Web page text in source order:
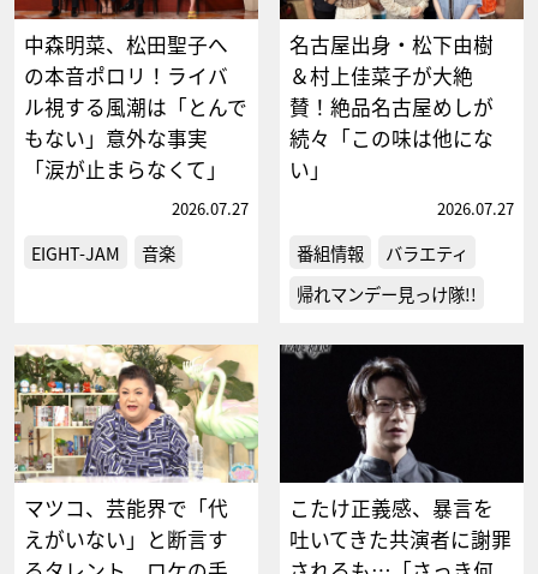
中森明菜、松田聖子へ
の本音ポロリ！ライバ
ル視する風潮は「とんで
もない」意外な事実
「涙が止まらなくて」
2026.07.27
EIGHT-JAM 音楽
名古屋出身・松下由樹
＆村上佳菜子が大絶
賛！絶品名古屋めしが
続々「この味は他にな
い」
2026.07.27
番組情報
バラエティ
帰れマンデー見っけ隊!!
マツコ、芸能界で「代
えがいない」と断言す
こたけ正義感、暴言を
吐いてきた共演者に謝罪